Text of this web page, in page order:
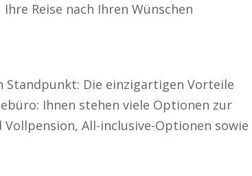
Reise nach Ihren Wünschen
Standpunkt: Die einzigartigen Vorteile
Ihnen stehen viele Optionen zur
All-inclusive-Optionen sowie